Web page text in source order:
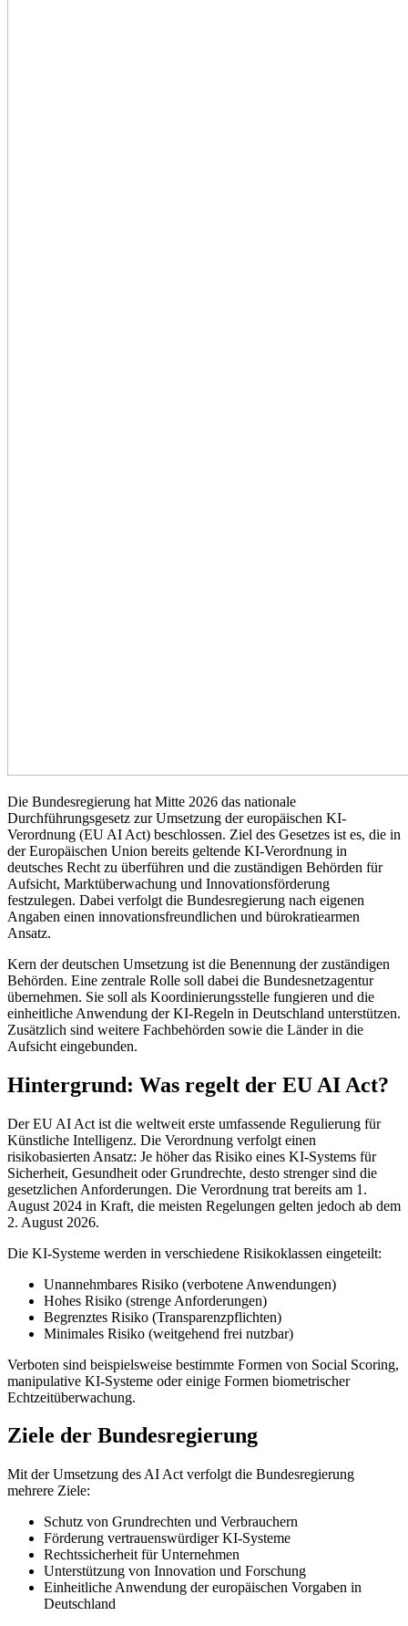
Die Bundesregierung hat Mitte 2026 das nationale
Durchführungsgesetz zur Umsetzung der europäischen KI-
Verordnung (EU AI Act) beschlossen. Ziel des Gesetzes ist es, die in
der Europäischen Union bereits geltende KI-Verordnung in
deutsches Recht zu überführen und die zuständigen Behörden für
Aufsicht, Marktüberwachung und Innovationsförderung
festzulegen. Dabei verfolgt die Bundesregierung nach eigenen
Angaben einen innovationsfreundlichen und bürokratiearmen
Ansatz.
Kern der deutschen Umsetzung ist die Benennung der zuständigen
Behörden. Eine zentrale Rolle soll dabei die Bundesnetzagentur
übernehmen. Sie soll als Koordinierungsstelle fungieren und die
einheitliche Anwendung der KI-Regeln in Deutschland unterstützen.
Zusätzlich sind weitere Fachbehörden sowie die Länder in die
Aufsicht eingebunden.
Hintergrund: Was regelt der EU AI Act?
Der EU AI Act ist die weltweit erste umfassende Regulierung für
Künstliche Intelligenz. Die Verordnung verfolgt einen
risikobasierten Ansatz: Je höher das Risiko eines KI-Systems für
Sicherheit, Gesundheit oder Grundrechte, desto strenger sind die
gesetzlichen Anforderungen. Die Verordnung trat bereits am 1.
August 2024 in Kraft, die meisten Regelungen gelten jedoch ab dem
2. August 2026.
Die KI-Systeme werden in verschiedene Risikoklassen eingeteilt:
Unannehmbares Risiko (verbotene Anwendungen)
Hohes Risiko (strenge Anforderungen)
Begrenztes Risiko (Transparenzpflichten)
Minimales Risiko (weitgehend frei nutzbar)
Verboten sind beispielsweise bestimmte Formen von Social Scoring,
manipulative KI-Systeme oder einige Formen biometrischer
Echtzeitüberwachung.
Ziele der Bundesregierung
Mit der Umsetzung des AI Act verfolgt die Bundesregierung
mehrere Ziele:
Schutz von Grundrechten und Verbrauchern
Förderung vertrauenswürdiger KI-Systeme
Rechtssicherheit für Unternehmen
Unterstützung von Innovation und Forschung
Einheitliche Anwendung der europäischen Vorgaben in
Deutschland